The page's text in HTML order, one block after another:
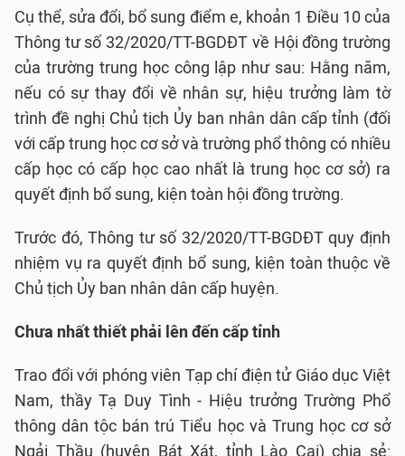
Cụ thể, sửa đổi, bổ sung điểm e, khoản 1 Điều 10 của
Thông tư số 32/2020/TT-BGDĐT về Hội đồng trường
của trường trung học công lập như sau: Hằng năm,
nếu có sự thay đổi về nhân sự, hiệu trưởng làm tờ
trình đề nghị Chủ tịch Ủy ban nhân dân cấp tỉnh (đối
với cấp trung học cơ sở và trường phổ thông có nhiều
cấp học có cấp học cao nhất là trung học cơ sở) ra
quyết định bổ sung, kiện toàn hội đồng trường.
Trước đó, Thông tư số 32/2020/TT-BGDĐT quy định
nhiệm vụ ra quyết định bổ sung, kiện toàn thuộc về
Chủ tịch Ủy ban nhân dân cấp huyện.
Chưa nhất thiết phải lên đến cấp tỉnh
Trao đổi với phóng viên Tạp chí điện tử Giáo dục Việt
Nam, thầy Tạ Duy Tình - Hiệu trưởng Trường Phổ
thông dân tộc bán trú Tiểu học và Trung học cơ sở
Ngải Thầu (huyện Bát Xát, tỉnh Lào Cai) chia sẻ: